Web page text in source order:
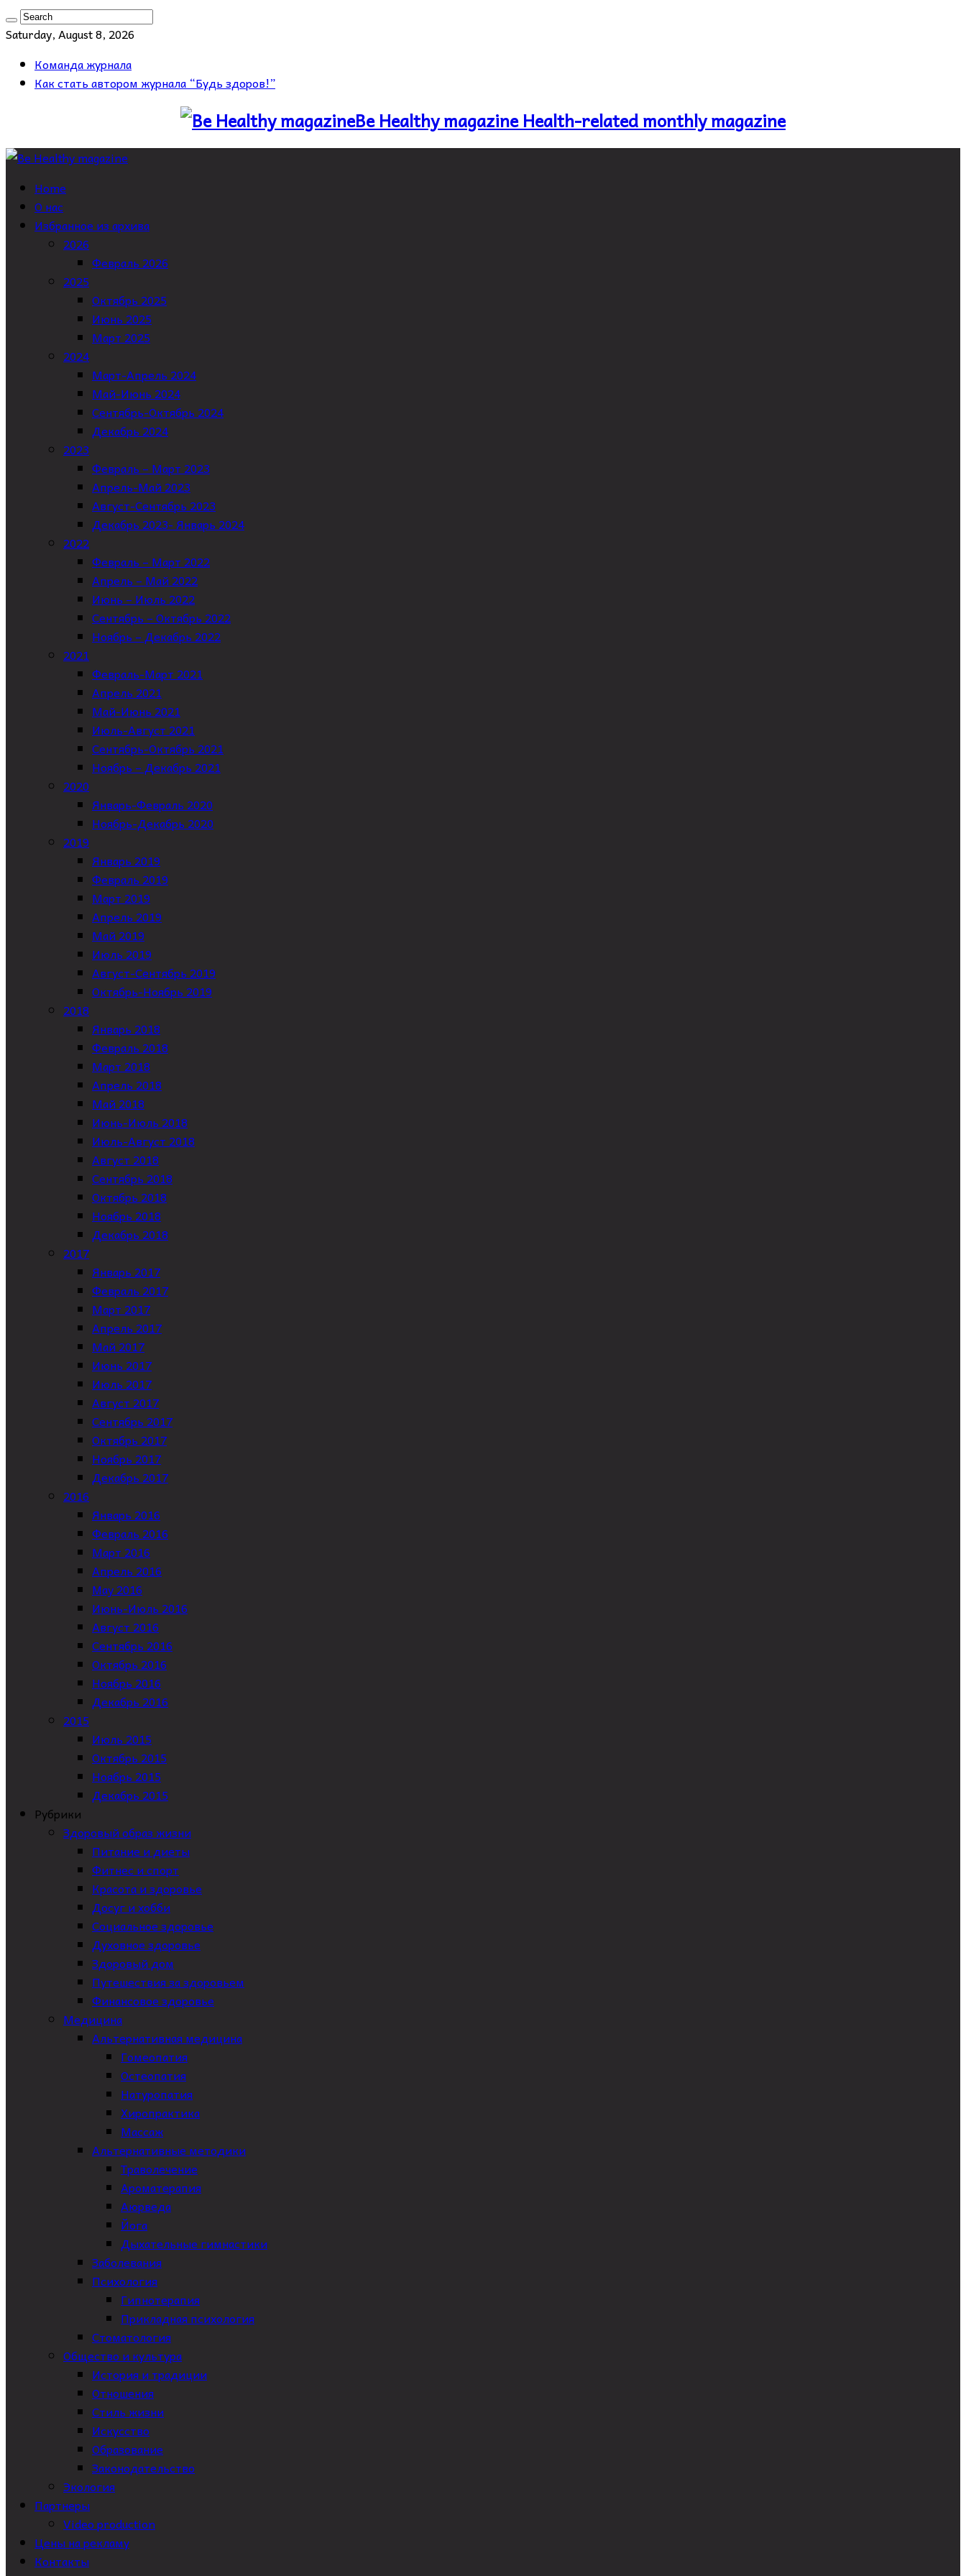
Saturday, August 8, 2026
Команда журнала
Как стать автором журнала “Будь здоров!”
Be Healthy magazine Health-related monthly magazine
Home
О нас
Избранное из архива
2026
Февраль 2026
2025
Октябрь 2025
Июнь 2025
Март 2025
2024
Март-Апрель 2024
Май-Июнь 2024
Сентябрь-Октябрь 2024
Декабрь 2024
2023
Февраль – Март 2023
Апрель-Май 2023
Август-Сентябрь 2023
Декабрь 2023- Январь 2024
2022
Февраль – Март 2022
Апрель – Май 2022
Июнь – Июль 2022
Сентябрь – Октябрь 2022
Ноябрь – Декабрь 2022
2021
Февраль-Март 2021
Апрель 2021
Май-Июнь 2021
Июль-Август 2021
Сентябрь-Октябрь 2021
Ноябрь – Декабрь 2021
2020
Январь-Февраль 2020
Ноябрь-Декабрь 2020
2019
Январь 2019
Февраль 2019
Март 2019
Апрель 2019
Май 2019
Июль 2019
Август-Сентябрь 2019
Октябрь-Ноябрь 2019
2018
Январь 2018
Февраль 2018
Март 2018
Апрель 2018
Май 2018
Июнь-Июль 2018
Июль-Август 2018
Август 2018
Сентябрь 2018
Октябрь 2018
Ноябрь 2018
Декабрь 2018
2017
Январь 2017
Февраль 2017
Март 2017
Апрель 2017
Май 2017
Июнь 2017
Июль 2017
Август 2017
Сентябрь 2017
Октябрь 2017
Ноябрь 2017
Декабрь 2017
2016
Январь 2016
Февраль 2016
Март 2016
Апрель 2016
May 2016
Июнь-Июль 2016
Август 2016
Сентябрь 2016
Октябрь 2016
Ноябрь 2016
Декабрь 2016
2015
Июль 2015
Октябрь 2015
Ноябрь 2015
Декабрь 2015
Рубрики
Здоровый образ жизни
Питание и диеты
Фитнес и спорт
Красота и здоровье
Досуг и хобби
Социальное здоровье
Духовное здоровье
Здоровый дом
Путешествия за здоровьем
Финансовое здоровье
Медицина
Альтернативная медицина
Гомеопатия
Остеопатия
Натуропатия
Хиропрактика
Массаж
Альтернативные методики
Траволечение
Ароматерапия
Аюрведа
Йога
Дыхательные гимнастики
Заболевания
Психология
Гипнотерапия
Прикладная психология
Стоматология
Общество и культура
История и традиции
Отношения
Стиль жизни
Искусство
Образование
Законодательство
Экология
Партнеры
Video production
Цены на рекламу
Контакты